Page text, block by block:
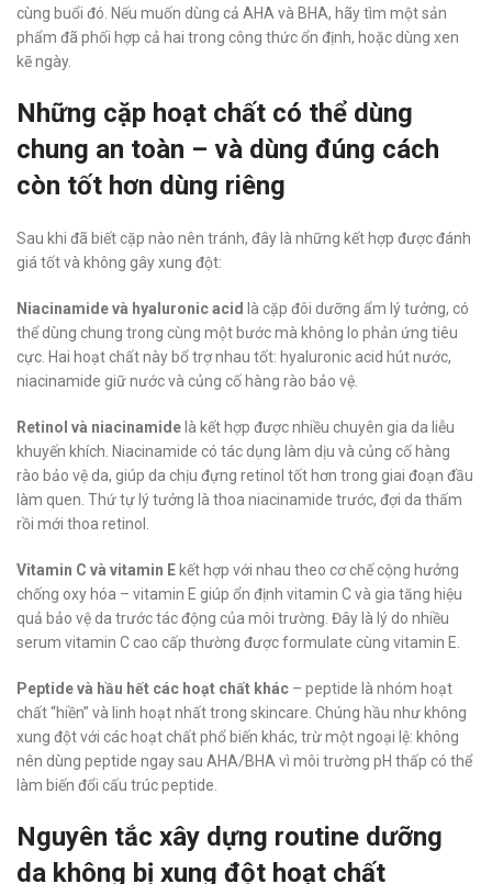
cùng buổi đó. Nếu muốn dùng cả AHA và BHA, hãy tìm một sản
phẩm đã phối hợp cả hai trong công thức ổn định, hoặc dùng xen
kẽ ngày.
Những cặp hoạt chất có thể dùng
chung an toàn – và dùng đúng cách
còn tốt hơn dùng riêng
Sau khi đã biết cặp nào nên tránh, đây là những kết hợp được đánh
giá tốt và không gây xung đột:
Niacinamide và hyaluronic acid
là cặp đôi dưỡng ẩm lý tưởng, có
thể dùng chung trong cùng một bước mà không lo phản ứng tiêu
cực. Hai hoạt chất này bổ trợ nhau tốt: hyaluronic acid hút nước,
niacinamide giữ nước và củng cố hàng rào bảo vệ.
Retinol và niacinamide là kết hợp được nhiều chuyên gia da liễu
khuyến khích. Niacinamide có tác dụng làm dịu và củng cố hàng
rào bảo vệ da, giúp da chịu đựng retinol tốt hơn trong giai đoạn đầu
làm quen. Thứ tự lý tưởng là thoa niacinamide trước, đợi da thấm
rồi mới thoa retinol.
Vitamin C và vitamin E kết hợp với nhau theo cơ chế cộng hưởng
chống oxy hóa – vitamin E giúp ổn định vitamin C và gia tăng hiệu
quả bảo vệ da trước tác động của môi trường. Đây là lý do nhiều
serum vitamin C cao cấp thường được formulate cùng vitamin E.
Peptide và hầu hết các hoạt chất khác – peptide là nhóm hoạt
chất “hiền” và linh hoạt nhất trong skincare. Chúng hầu như không
xung đột với các hoạt chất phổ biến khác, trừ một ngoại lệ: không
nên dùng peptide ngay sau AHA/BHA vì môi trường pH thấp có thể
làm biến đổi cấu trúc peptide.
Nguyên tắc xây dựng routine dưỡng
da không bị xung đột hoạt chất